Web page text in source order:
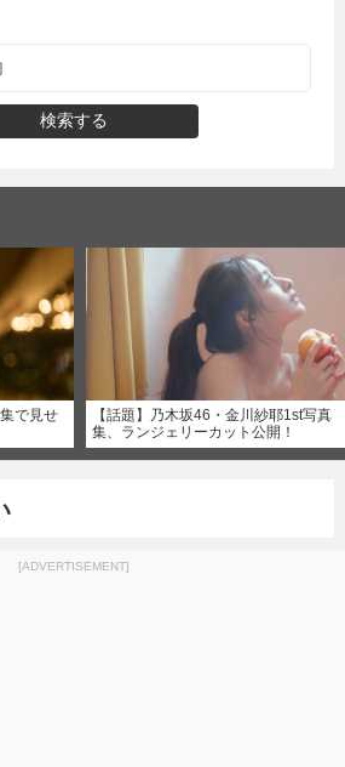
検索する
で見せ
【話題】乃木坂46・金川紗耶1st写真
集、ランジェリーカット公開！
[ADVERTISEMENT]